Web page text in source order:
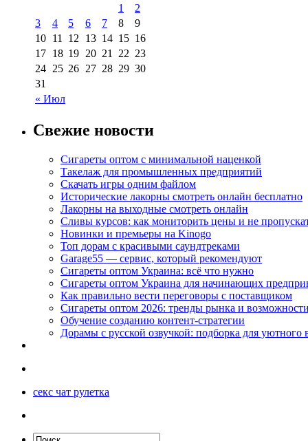
« Июл
1
2
3
4 5 6 7 8
9
10 11 12 13 14 15 16
17 18 19 20 21 22 23
24 25 26 27 28 29 30
31
Свежие новости
Сигареты оптом с минимальной наценкой
Такелаж для промышленных предприятий
Скачать игры одним файлом
Исторические лакорны смотреть онлайн бесплатно
Лакорны на выходные смотреть онлайн
Сливы курсов: как мониторить цены и не
Новинки и премьеры на Kinogo
Топ дорам с красивыми саундтреками
Garage55 — сервис, который рекомендуют
Сигареты оптом Украина: всё что нужно
Сигареты оптом Украина для начинающих
Как правильно вести переговоры с поставщиком
Сигареты оптом 2026: тренды рынка и возможности
Обучение созданию контент-стратегии
Дорамы с русской озвучкой: подборка для уютного
секс чат рулетка